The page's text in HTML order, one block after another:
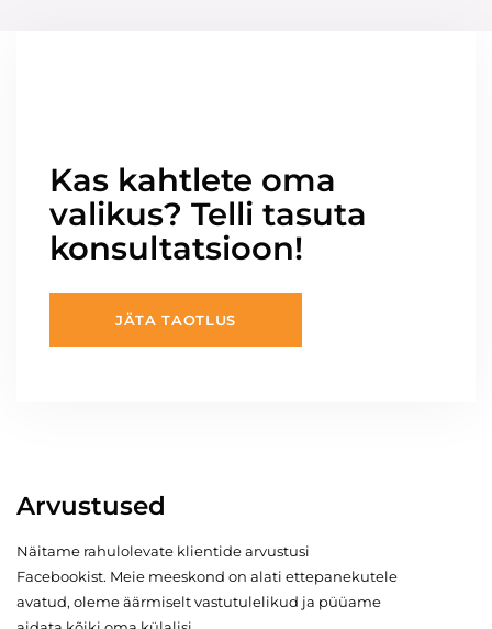
Kas kahtlete oma
valikus? Telli tasuta
konsultatsioon!
JÄTA TAOTLUS
Arvustused
Näitame rahulolevate klientide arvustusi
Facebookist. Meie meeskond on alati ettepanekutele
avatud, oleme äärmiselt vastutulelikud ja püüame